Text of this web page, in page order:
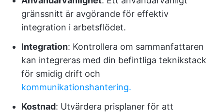
gränssnitt är avgörande för effektiv
integration i arbetsflödet.
Integration: Kontrollera om sammanfattaren
kan integreras med din befintliga teknikstack
för smidig drift och
kommunikationshantering.
Kostnad: Utvärdera prisplaner för att